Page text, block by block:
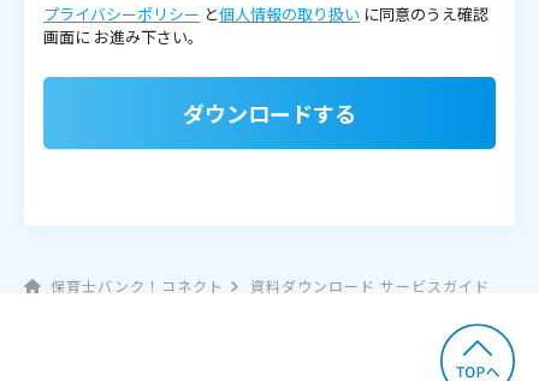
プライバシーポリシー と個人情報の取り扱い に同意のうえ確認
画面に お進み下さい。
ダウンロードする
保育士バンク！コネクト 資料ダウンロード サービスガイド